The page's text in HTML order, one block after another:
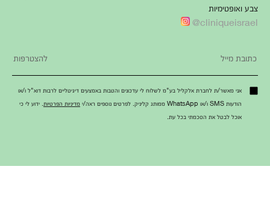
צבע ואופטימיות
cliniqueisrael@
אני מאשר/ת לחברת אלקליל בע"מ לשלוח לי עדכונים והטבות באמצעים דיגיטליים לרבות דוא"ל ו/או
הודעות SMS ו/או WhatsApp ממותג קליניק. לפרטים נוספים ראה/י
מדיניות הפרטיות . ידוע לי כי
אוכל לבטל את הסכמתי בכל עת.